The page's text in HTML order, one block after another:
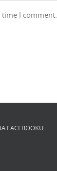
I comment.
FACEBOOKU